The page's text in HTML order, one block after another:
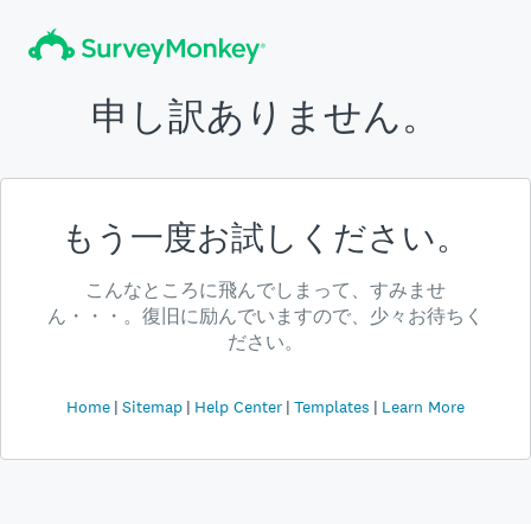
申し訳ありません。
もう一度お試しください。
こんなところに飛んでしまって、すみませ
ん・・・。復旧に励んでいますので、少々お待ちく
ださい。
Home Sitemap Help Center Templates Learn More